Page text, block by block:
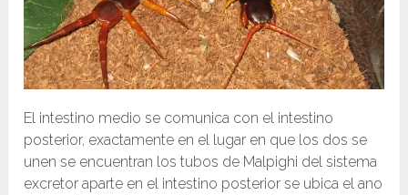
El intestino medio se comunica con el intestino
posterior, exactamente en el lugar en que los dos se
unen se encuentran los tubos de Malpighi del sistema
excretor aparte en el intestino posterior se ubica el ano